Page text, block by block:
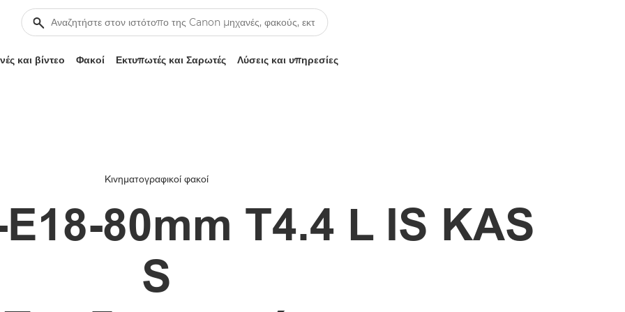
και βίντεο Φακοί Εκτυπωτές και Σαρωτές Λύσεις και υπηρεσίες
Κινηματογραφικοί φακοί
80mm T4.4 L IS KAS
S